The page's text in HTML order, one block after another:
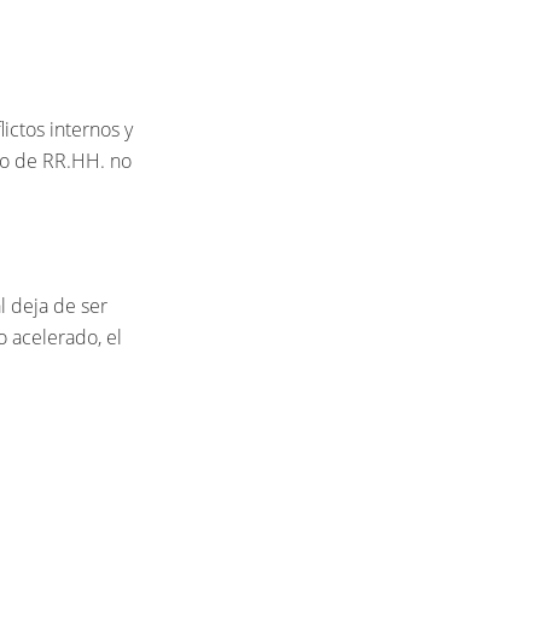
internos y
de RR.HH. no
deja de ser
acelerado, el